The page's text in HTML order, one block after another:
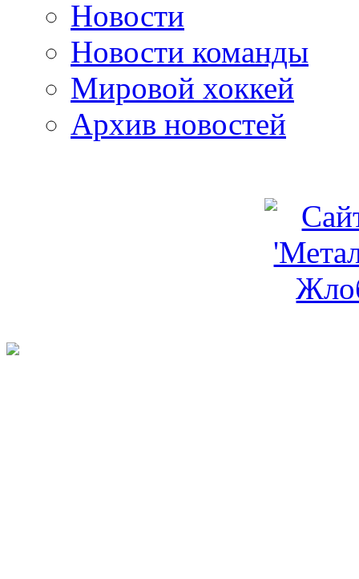
Новости
Новости команды
Мировой хоккей
Архив новостей